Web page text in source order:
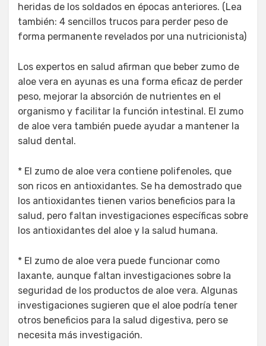
heridas de los soldados en épocas anteriores. (Lea
también: 4 sencillos trucos para perder peso de
forma permanente revelados por una nutricionista)
Los expertos en salud afirman que beber zumo de
aloe vera en ayunas es una forma eficaz de perder
peso, mejorar la absorción de nutrientes en el
organismo y facilitar la función intestinal. El zumo
de aloe vera también puede ayudar a mantener la
salud dental.
* El zumo de aloe vera contiene polifenoles, que
son ricos en antioxidantes. Se ha demostrado que
los antioxidantes tienen varios beneficios para la
salud, pero faltan investigaciones específicas sobre
los antioxidantes del aloe y la salud humana.
* El zumo de aloe vera puede funcionar como
laxante, aunque faltan investigaciones sobre la
seguridad de los productos de aloe vera. Algunas
investigaciones sugieren que el aloe podría tener
otros beneficios para la salud digestiva, pero se
necesita más investigación.